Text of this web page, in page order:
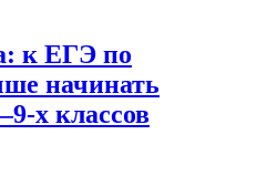
к ЕГЭ по
начинать
х классов